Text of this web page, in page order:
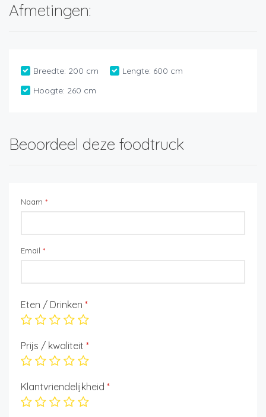
Afmetingen:
Breedte: 200 cm Lengte: 600 cm
Hoogte: 260 cm
Beoordeel deze foodtruck
Naam *
Email *
Eten / Drinken *
Prijs / kwaliteit *
Klantvriendelijkheid *